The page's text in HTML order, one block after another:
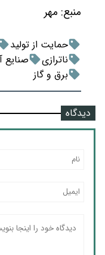
منبع: مهر
حمایت از تولید
ناترازی
صنایع
برق و گاز
دیدگاه